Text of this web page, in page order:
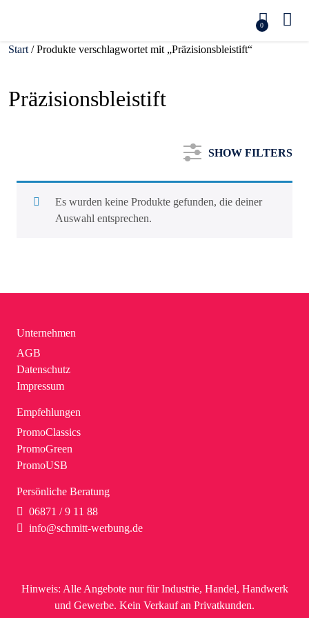
0
Start / Produkte verschlagwortet mit „Präzisionsbleistift“
Präzisionsbleistift
SHOW FILTERS
Es wurden keine Produkte gefunden, die deiner
Auswahl entsprechen.
Unternehmen
AGB
Datenschutz
Impressum
Empfehlungen
PromoClassics
PromoGreen
PromoUSB
Persönliche Beratung
06871 / 9 11 88
info@schmitt-werbung.de
Hinweis: Alle Angebote nur für Industrie, Handel, Handwerk
und Gewerbe. Kein Verkauf an Privatkunden.